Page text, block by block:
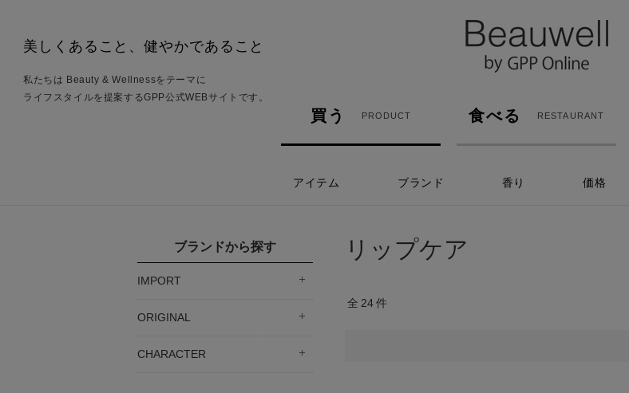
美しくあること、健やかであること
私たちは Beauty & Wellnessをテーマに
ライフスタイルを提案するGPP公式WEBサイトです。
買う PRODUCT 食べる RESTAURANT
アイテム ブランド 香り 価格
ブランドから探す
IMPORT
ORIGINAL
CHARACTER
リップケア
全 24 件